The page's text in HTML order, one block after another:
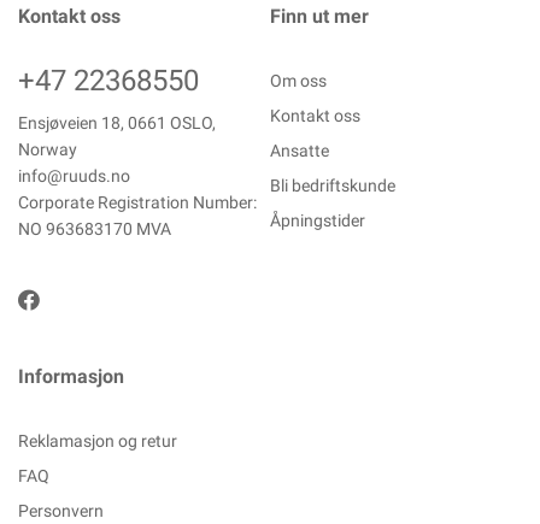
Kontakt oss
+47 22368550
Ensjøveien 18, 0661 OSLO,
Norway
info@ruuds.no
Corporate Registration Number:
NO 963683170 MVA
Finn ut mer
Om oss
Kontakt oss
Ansatte
Bli bedriftskunde
Åpningstider
Informasjon
Reklamasjon og retur
FAQ
Personvern